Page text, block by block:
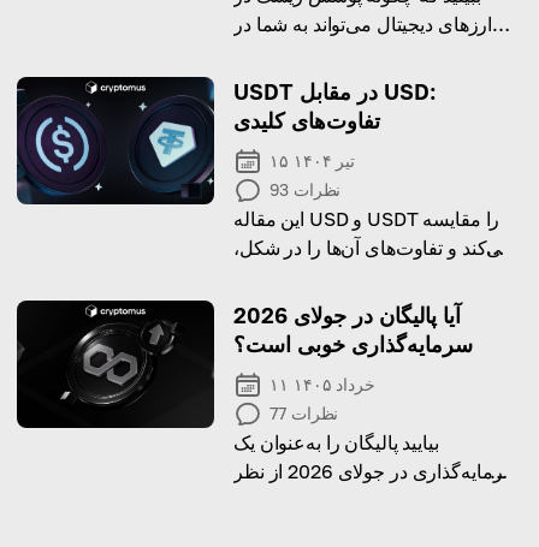
ارزهای دیجیتال می‌تواند به شما در
دارایی‌هایتان در یک بازار بسیار بی‌ثبات
کمک کند.
USDT در مقابل USD:
تفاوت‌های کلیدی
۱۵ تیر ۱۴۰۴
93 نظرات
این مقاله USD و USDT را مقایسه
می‌کند و تفاوت‌های آن‌ها را در شکل،
آیا پالیگان در جولای 2026
سرمایه‌گذاری خوبی است؟
۱۱ خرداد ۱۴۰۵
77 نظرات
بیایید پالیگان را به‌عنوان یک
سرمایه‌گذاری در جولای 2026 از نظر